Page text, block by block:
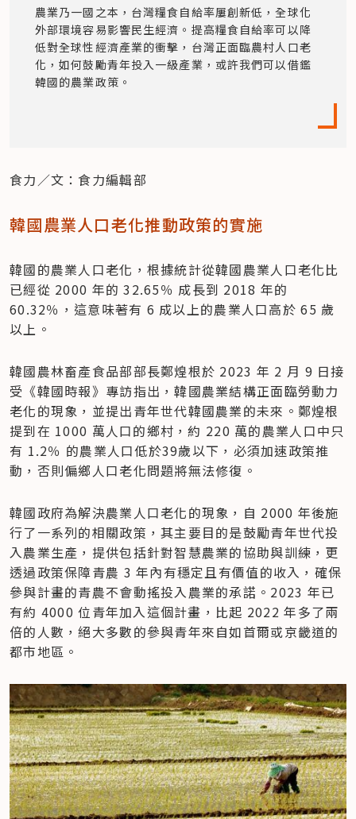
農業乃一國之本，台灣糧食自給率屢創新低，全球化
外部環境容易影響民生經濟。提高糧食自給率可以降
低對全球性經濟產業的衝擊，台灣正面臨農村人口老
化，如何鼓勵青年投入一級產業，或許我們可以借鑑
韓國的農業政策。
食力／文：食力編輯部
韓國農業人口老化推動政策的實施
韓國的農業人口老化，根據統計從韓國農業人口老化比
已經從 2000 年的 32.65％ 成長到 2018 年的
60.32％，這意味著有 6 成以上的農業人口高於 65 歲
以上。
韓國農林畜產食品部部長鄭煌根於 2023 年 2 月 9 日接
受《韓國時報》專訪指出，韓國農業結構正面臨勞動力
老化的現象，並提出青年世代韓國農業的未來。鄭煌根
提到在 1000 萬人口的鄉村，約 220 萬的農業人口中只
有 1.2％ 的農業人口低於39歲以下，必須加速政策推
動，否則偏鄉人口老化問題將無法修復。
韓國政府為解決農業人口老化的現象，自 2000 年後施
行了一系列的相關政策，其主要目的是鼓勵青年世代投
入農業生產，提供包括針對智慧農業的協助與訓練，更
透過政策保障青農 3 年內有穩定且有價值的收入，確保
參與計畫的青農不會動搖投入農業的承諾。2023 年已
有約 4000 位青年加入這個計畫，比起 2022 年多了兩
倍的人數，絕大多數的參與青年來自如首爾或京畿道的
都市地區。